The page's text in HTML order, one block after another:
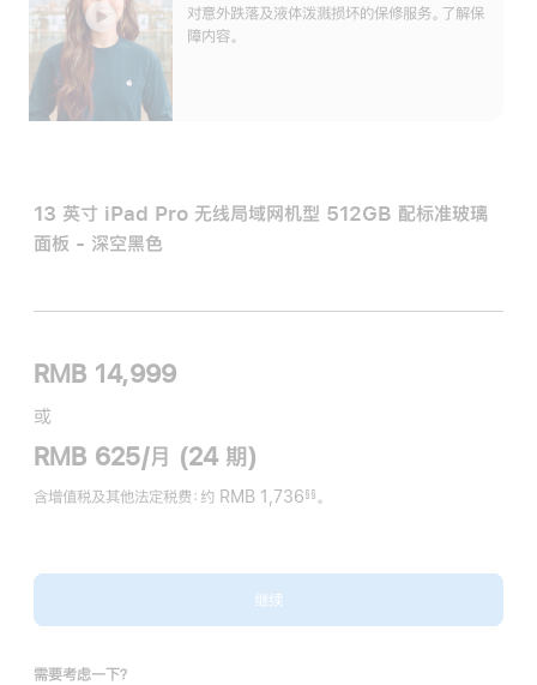
对意外跌落及液体泼溅损坏的保修服务。了解保
障内容。
13 英寸 iPad Pro 无线局域网机型 512GB 配标准玻璃
面板 - 深空黑色
RMB 14,999
或
RMB 625/月 (24 期)
含增值税及其他法定税费 ：约 RMB 1,736 §§ 。
继续
需要考虑一下？